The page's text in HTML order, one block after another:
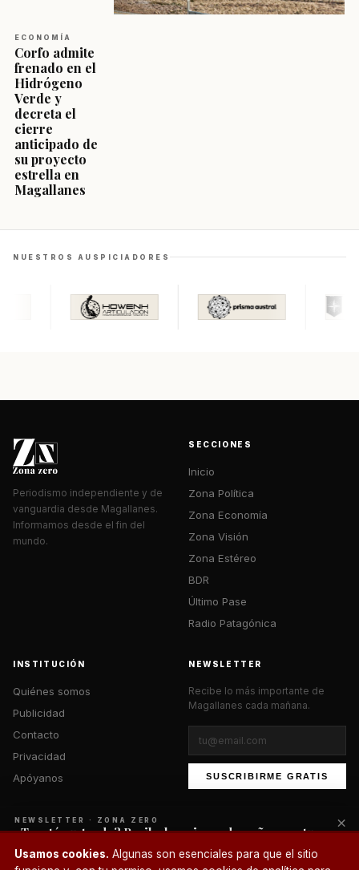
ECONOMÍA
Corfo admite
frenado en el
Hidrógeno
Verde y
decreta el
cierre
anticipado de
su proyecto
estrella en
Magallanes
NUESTROS AUSPICIADORES
Periodismo independiente y de
vanguardia desde Magallanes.
Informamos desde el fin del
mundo.
SECCIONES
Inicio
Zona Política
Zona Economía
Zona Visión
Zona Estéreo
BDR
Último Pase
Radio Patagónica
INSTITUCIÓN
Quiénes somos
Publicidad
Contacto
Privacidad
Apóyanos
NEWSLETTER
Recibe lo más importante de
Magallanes cada mañana.
SUSCRIBIRME GRATIS
© 2026 Zona Zero Media. Todos los derechos reservados.
Usamos cookies. Algunas son esenciales para que el sitio
¿Un café?
NEWSLETTER · ZONA ZERO
¿Te está gustando? Recibe lo mejor cada mañana en tu
correo.
×